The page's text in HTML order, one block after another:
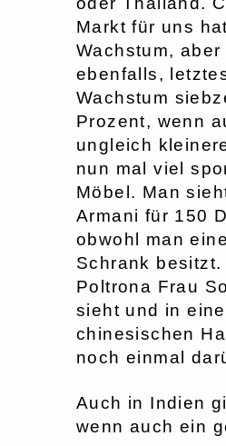
Markt für uns
Wachstum,
ebenfalls,
Wachstum
Prozent, wenn
ungleich
nun mal viel
Möbel. Man
Armani für 150
obwohl man
Schrank
Poltrona Frau
sieht und in
chinesischen
noch einmal
Auch in Indien
wenn auch ein